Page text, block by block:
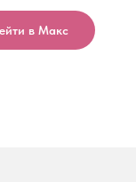
в Макс